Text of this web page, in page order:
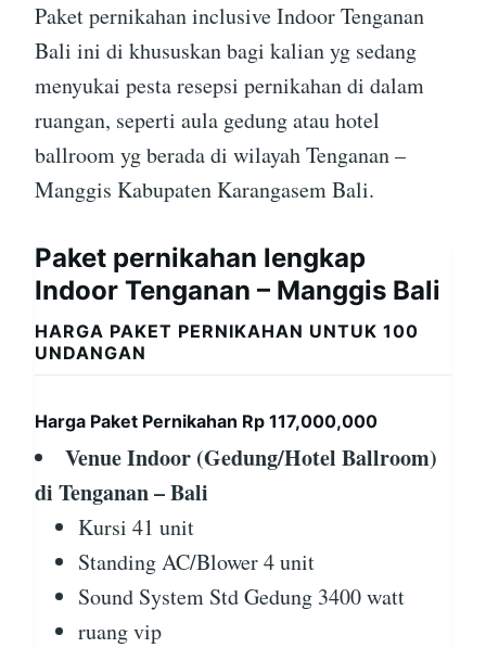
Paket pernikahan inclusive Indoor Tenganan
Bali ini di khususkan bagi kalian yg sedang
menyukai pesta resepsi pernikahan di dalam
ruangan, seperti aula gedung atau hotel
ballroom yg berada di wilayah Tenganan –
Manggis Kabupaten Karangasem Bali.
Paket pernikahan lengkap
Indoor Tenganan – Manggis Bali
HARGA PAKET PERNIKAHAN UNTUK 100
UNDANGAN
Harga Paket Pernikahan Rp 117,000,000
Venue Indoor (Gedung/Hotel Ballroom)
di Tenganan – Bali
Kursi 41 unit
Standing AC/Blower 4 unit
Sound System Std Gedung 3400 watt
ruang vip